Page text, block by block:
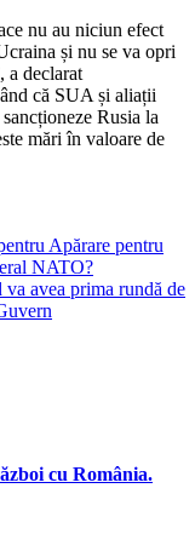
nu au niciun efect
și nu se va opri
a declarat
că SUA și aliații
Rusia la
mări în valoare de
Apărare pentru
NATO?
avea prima rundă de
cu România.